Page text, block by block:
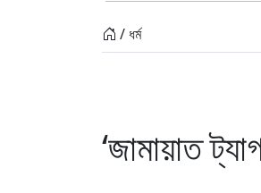
/ ধর্ম
‘জামায়াত